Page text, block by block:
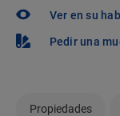
Ver en su
Pedir una
Propiedades